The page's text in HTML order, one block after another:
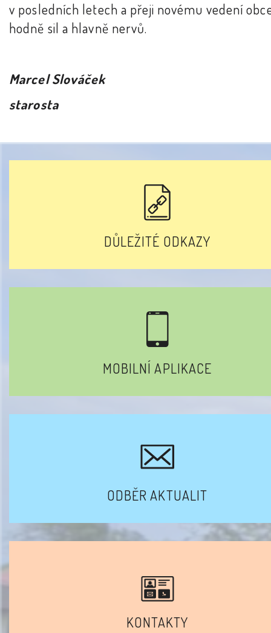
v posledních letech a přeji novému vedení
hodně sil a hlavně nervů.
Marcel Slováček
starosta
DŮLEŽITÉ ODKAZY
MOBILNÍ APLIKACE
ODBĚR AKTUALIT
KONTAKTY